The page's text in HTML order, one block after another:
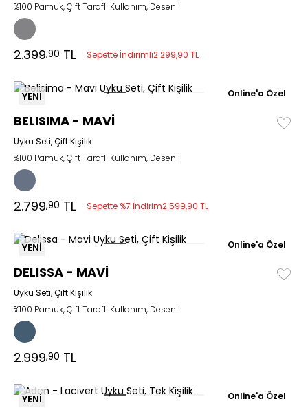
%100 Pamuk, Çift Taraflı Kullanım, Desenli
2.399,90 TL Sepette İndirimli2.299,90 TL
YENİ Online'a Özel
BELISIMA - MAVİ
Uyku Seti, Çift Kişilik
%100 Pamuk, Çift Taraflı Kullanım, Desenli
2.799,90 TL Sepette %7 İndirim2.599,90 TL
YENİ Online'a Özel
DELISSA - MAVİ
Uyku Seti, Çift Kişilik
%100 Pamuk, Çift Taraflı Kullanım, Desenli
2.999,90 TL
YENİ Online'a Özel